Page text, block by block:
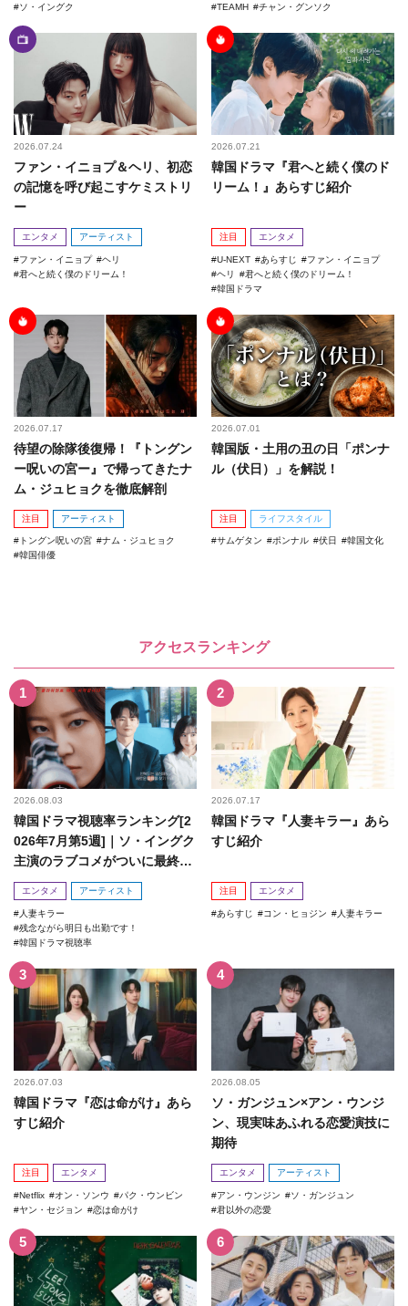
ソ・イングク TEAMH チャン・グンソク
2026.07.24
ファン・イニョプ＆ヘリ、初恋
の記憶を呼び起こすケミストリ
ー
エンタメ アーティスト
ファン・イニョプ
ヘリ
君へと続く僕のドリーム！
2026.07.21
韓国ドラマ『君へと続く僕のド
リーム！』あらすじ紹介
注目 エンタメ
U-NEXT あらすじ
ファン・イニョプ
ヘリ
君へと続く僕のドリーム！
韓国ドラマ
2026.07.17
待望の除隊後復帰！『トングン
ー呪いの宮ー』で帰ってきたナ
ム・ジュヒョクを徹底解剖
注目 アーティスト
トングン呪いの宮
ナム・ジュヒョク
韓国俳優
2026.07.01
韓国版・土用の丑の日「ポンナ
ル（伏日）」を解説！
注目 ライフスタイル
サムゲタン ポンナル 伏日 韓国文化
アクセスランキング
2026.08.03
韓国ドラマ視聴率ランキング[2
026年7月第5週]｜ソ・イングク
主演のラブコメがついに最終
回！
エンタメ アーティスト
人妻キラー
残念ながら明日も出勤です！
韓国ドラマ視聴率
2026.07.17
韓国ドラマ『人妻キラー』あら
すじ紹介
注目 エンタメ
あらすじ コン・ヒョジン 人妻キラー
2026.07.03
韓国ドラマ『恋は命がけ』あら
すじ紹介
注目 エンタメ
Netflix オン・ソンウ
パク・ウンビン
ヤン・セジョン
恋は命がけ
2026.08.05
ソ・ガンジュン×アン・ウンジ
ン、現実味あふれる恋愛演技に
期待
エンタメ アーティスト
アン・ウンジン
ソ・ガンジュン
君以外の恋愛